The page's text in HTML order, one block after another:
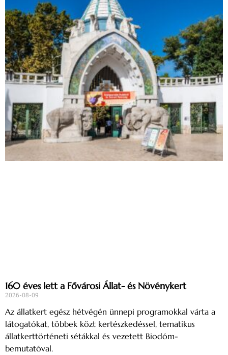
160 éves lett a Fővárosi Állat- és Növénykert
2026-08-09
Az állatkert egész hétvégén ünnepi programokkal várta a
látogatókat, többek közt kertészkedéssel, tematikus
állatkerttörténeti sétákkal és vezetett Biodóm-
bemutatóval.